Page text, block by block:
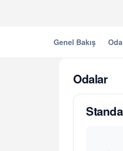
Genel Bakış
Odalar